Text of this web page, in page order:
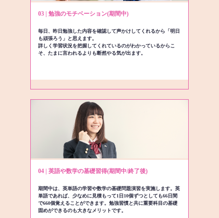
03 | 勉強のモチベーション(期間中)
毎日、昨日勉強した内容を確認して声かけしてくれるから「明日
も頑張ろう」と思えます。
詳しく学習状況を把握してくれているのがわかっているからこ
そ、たまに言われるよりも断然やる気が出ます。
04 | 英語や数学の基礎習得(期間中/終了後)
期間中は、英単語の学習や数学の基礎問題演習を実施します。英
単語であれば、少なめに見積もって1日10個ずつとしても66日間
で660個覚えることができます。勉強習慣と共に重要科目の基礎
固めができるのも大きなメリットです。